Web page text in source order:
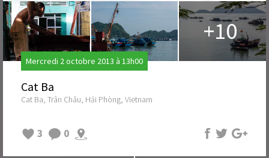
+10
Mercredi 2 octobre 2013 à 13h00
Cat Ba
Cat Ba, Trân Châu, Hải Phòng, Vietnam
3 0